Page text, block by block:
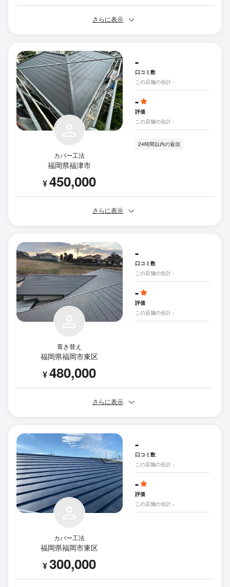
さらに表示
カバー工法
福岡県福津市
¥450,000
-
口コミ数
この店舗の合計 -
-
評価
この店舗の合計 -
24時間以内の返信
さらに表示
葺き替え
福岡県福岡市東区
¥480,000
-
口コミ数
この店舗の合計 -
-
評価
この店舗の合計 -
さらに表示
カバー工法
福岡県福岡市東区
¥300,000
-
口コミ数
この店舗の合計 -
-
評価
この店舗の合計 -